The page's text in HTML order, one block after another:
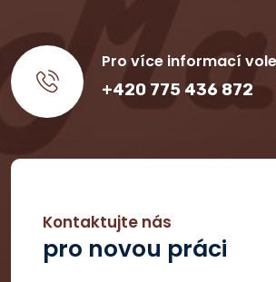
Pro více informací
+420 775 436 872
Kontaktujte nás
pro novou práci